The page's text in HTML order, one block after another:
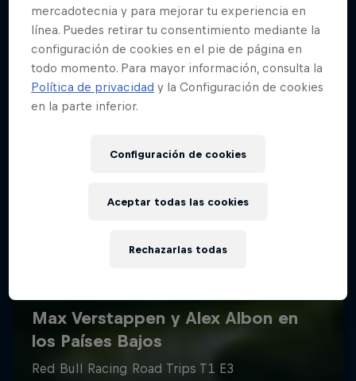
mercadotecnia y para mejorar tu experiencia en
línea. Puedes retirar tu consentimiento mediante la
configuración de cookies en el pie de página en
todo momento. Para mayor información, consulta la
Política de privacidad y la Configuración de cookies
en la parte inferior.
Configuración de cookies
Rechazarlas todas
Aceptar todas las cookies